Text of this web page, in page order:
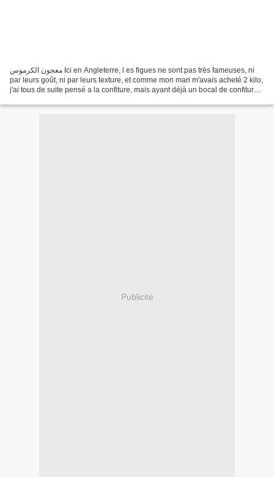
معجون الكرموس Ici en Angleterre, l es figues ne sont pas très fameuses, ni
par leurs goût, ni par leurs texture, et comme mon mari m'avais acheté 2 kilo,
j'ai tous de suite pensé a la confiture, mais ayant déjà un bocal de confiture
Publicité